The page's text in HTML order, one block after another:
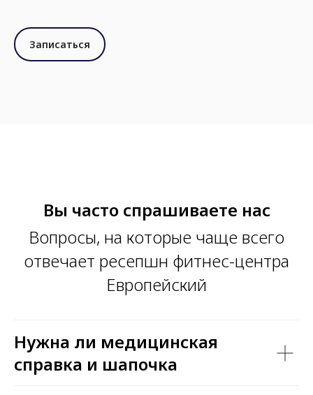
Записаться
Вы часто спрашиваете нас
Вопросы, на которые чаще всего
отвечает ресепшн фитнес-центра
Европейский
Нужна ли медицинская
справка и шапочка